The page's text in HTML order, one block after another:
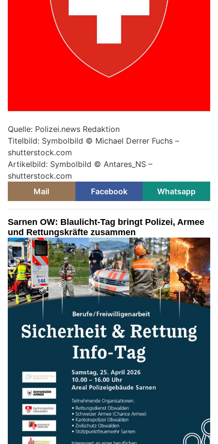
Quelle: Polizei.news Redaktion
Titelbild: Symbolbild © Michael Derrer Fuchs –
shutterstock.com
Artikelbild: Symbolbild © Antares_NS –
shutterstock.com
Mail
Facebook Whatsapp
Sarnen OW: Blaulicht-Tag bringt Polizei, Armee
und Rettungskräfte zusammen